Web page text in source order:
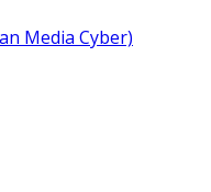
Media Cyber)